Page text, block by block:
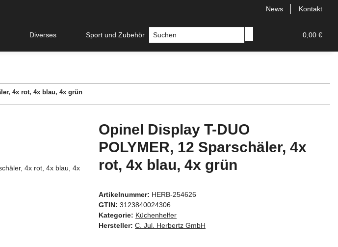
News Kontakt
0,00 €
Diverses Sport und Zubehör Messer
4x rot, 4x blau, 4x grün
Opinel Display T-DUO
POLYMER, 12 Sparschäler, 4x
rot, 4x blau, 4x grün
Artikelnummer: HERB-254626
GTIN: 3123840024306
Kategorie: Küchenhelfer
Hersteller: C. Jul. Herbertz GmbH